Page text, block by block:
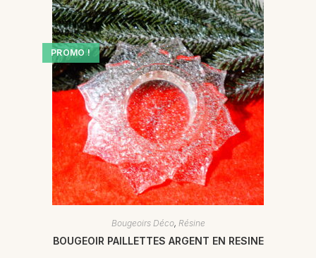
PROMO !
Bougeoirs Déco, Résine
BOUGEOIR PAILLETTES ARGENT EN RESINE